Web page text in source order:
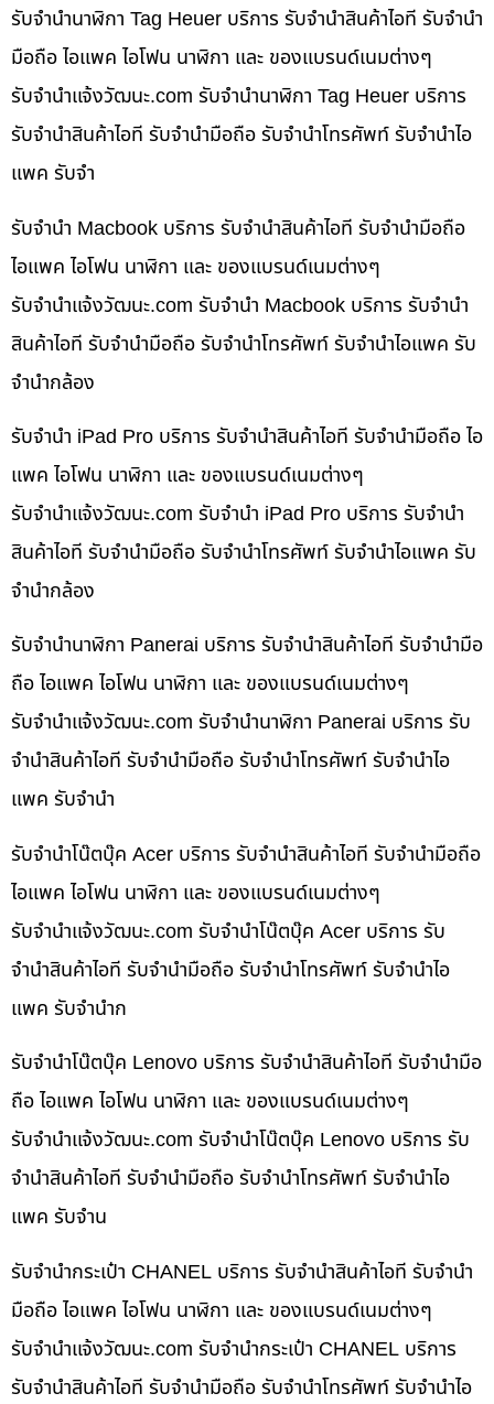
รับจำนำนาฬิกา Tag Heuer บริการ รับจำนำสินค้าไอที รับจำนำ
มือถือ ไอแพค ไอโฟน นาฬิกา และ ของแบรนด์เนมต่างๆ
รับจํานําแจ้งวัฒนะ.com รับจำนำนาฬิกา Tag Heuer บริการ
รับจำนำสินค้าไอที รับจำนำมือถือ รับจำนำโทรศัพท์ รับจำนำไอ
แพค รับจำ
รับจำนำ Macbook บริการ รับจำนำสินค้าไอที รับจำนำมือถือ
ไอแพค ไอโฟน นาฬิกา และ ของแบรนด์เนมต่างๆ
รับจํานําแจ้งวัฒนะ.com รับจำนำ Macbook บริการ รับจำนำ
สินค้าไอที รับจำนำมือถือ รับจำนำโทรศัพท์ รับจำนำไอแพค รับ
จำนำกล้อง
รับจำนำ iPad Pro บริการ รับจำนำสินค้าไอที รับจำนำมือถือ ไอ
แพค ไอโฟน นาฬิกา และ ของแบรนด์เนมต่างๆ
รับจํานําแจ้งวัฒนะ.com รับจำนำ iPad Pro บริการ รับจำนำ
สินค้าไอที รับจำนำมือถือ รับจำนำโทรศัพท์ รับจำนำไอแพค รับ
จำนำกล้อง
รับจำนำนาฬิกา Panerai บริการ รับจำนำสินค้าไอที รับจำนำมือ
ถือ ไอแพค ไอโฟน นาฬิกา และ ของแบรนด์เนมต่างๆ
รับจํานําแจ้งวัฒนะ.com รับจำนำนาฬิกา Panerai บริการ รับ
จำนำสินค้าไอที รับจำนำมือถือ รับจำนำโทรศัพท์ รับจำนำไอ
แพค รับจำนำ
รับจำนำโน๊ตบุ๊ค Acer บริการ รับจำนำสินค้าไอที รับจำนำมือถือ
ไอแพค ไอโฟน นาฬิกา และ ของแบรนด์เนมต่างๆ
รับจํานําแจ้งวัฒนะ.com รับจำนำโน๊ตบุ๊ค Acer บริการ รับ
จำนำสินค้าไอที รับจำนำมือถือ รับจำนำโทรศัพท์ รับจำนำไอ
แพค รับจำนำก
รับจำนำโน๊ตบุ๊ค Lenovo บริการ รับจำนำสินค้าไอที รับจำนำมือ
ถือ ไอแพค ไอโฟน นาฬิกา และ ของแบรนด์เนมต่างๆ
รับจํานําแจ้งวัฒนะ.com รับจำนำโน๊ตบุ๊ค Lenovo บริการ รับ
จำนำสินค้าไอที รับจำนำมือถือ รับจำนำโทรศัพท์ รับจำนำไอ
แพค รับจำน
รับจำนำกระเป๋า CHANEL บริการ รับจำนำสินค้าไอที รับจำนำ
มือถือ ไอแพค ไอโฟน นาฬิกา และ ของแบรนด์เนมต่างๆ
รับจํานําแจ้งวัฒนะ.com รับจำนำกระเป๋า CHANEL บริการ
รับจำนำสินค้าไอที รับจำนำมือถือ รับจำนำโทรศัพท์ รับจำนำไอ